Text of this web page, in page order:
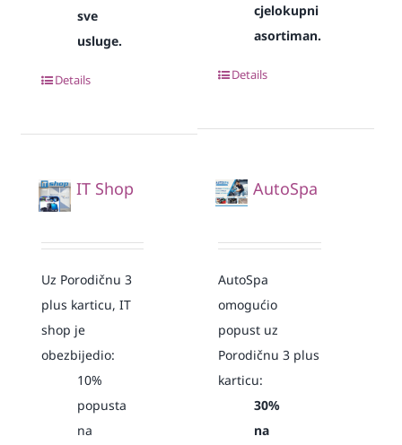
sve
usluge.
Details
cjelokupni
asortiman.
Details
IT Shop
Uz Porodičnu 3
plus karticu, IT
shop je
obezbijedio:
10%
popusta
na
AutoSpa
AutoSpa
omogućio
popust uz
Porodičnu 3 plus
karticu:
30%
na